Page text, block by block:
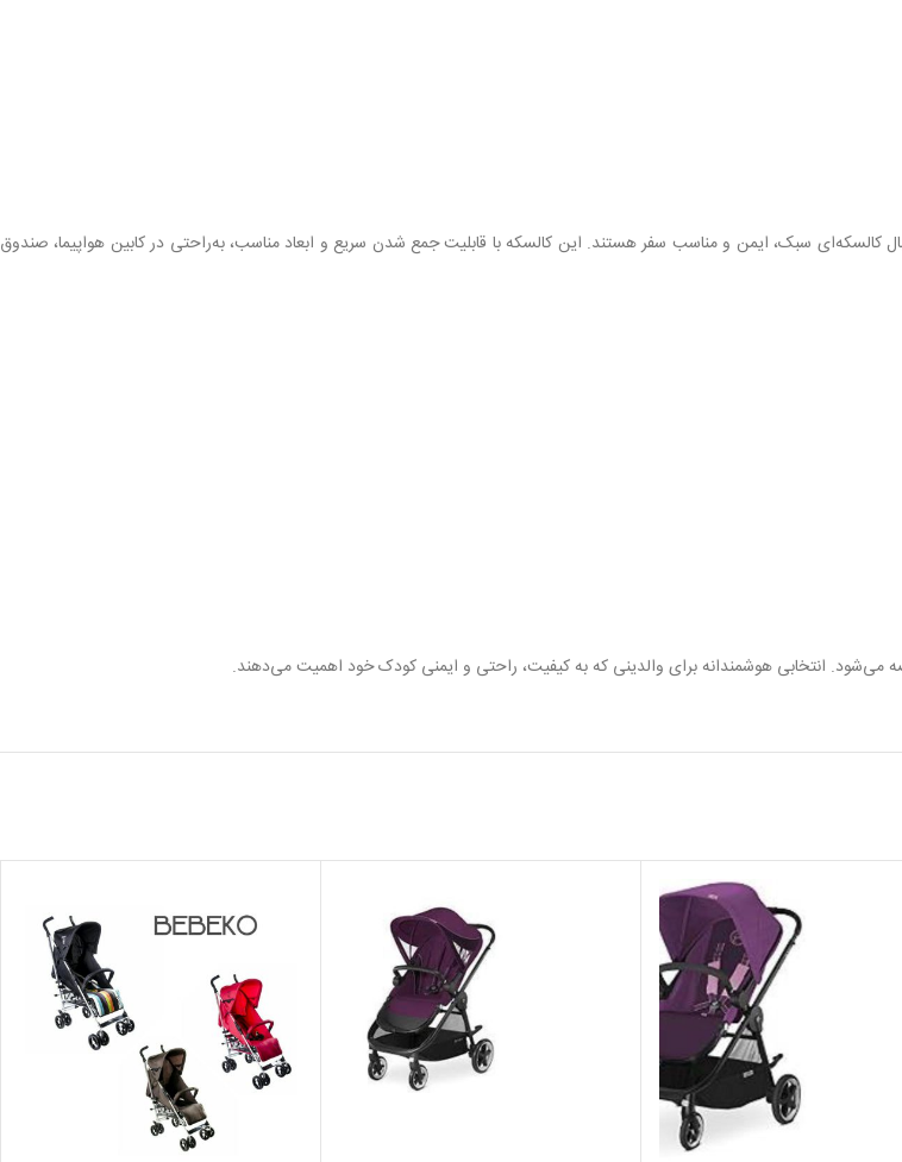
کالسکه‌ای سبک، ایمن و مناسب سفر هستند. این کالسکه با قابلیت جمع شدن سریع و ابعاد مناسب، به‌راحتی در کابین هواپیما، صندوق
می‌شود. انتخابی هوشمندانه برای والدینی که به کیفیت، راحتی و ایمنی کودک خود اهمیت می‌دهند.